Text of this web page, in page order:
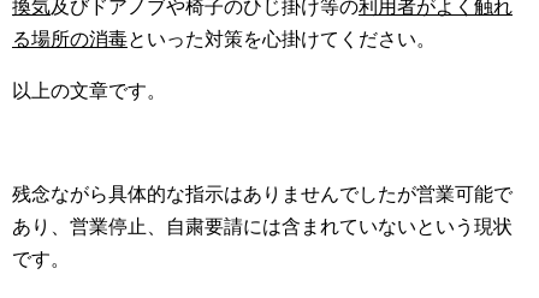
換気及びドアノブや椅子のひじ掛け等の利用者がよく触れ
る場所の消毒といった対策を心掛けてください。
以上の文章です。
残念ながら具体的な指示はありませんでしたが営業可能で
あり、営業停止、自粛要請には含まれていないという現状
です。